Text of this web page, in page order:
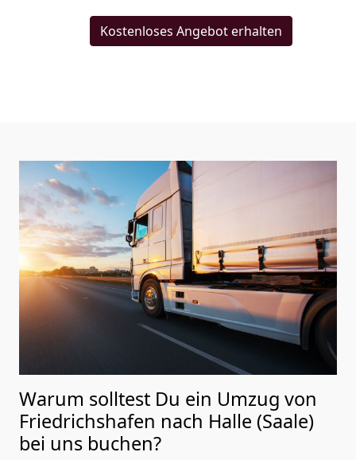
Kostenloses Angebot erhalten
Warum solltest Du ein Umzug von
Friedrichshafen nach Halle (Saale)
bei uns buchen?